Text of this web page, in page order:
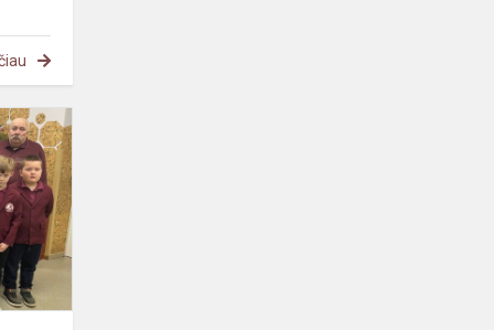
klasių
mokinių
projektas